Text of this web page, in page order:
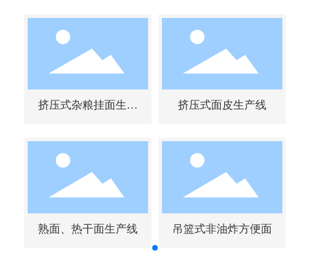
挤压式杂粮挂面生产
挤压式面皮生产线
熟面、热干面生产线 吊篮式非油炸方便面